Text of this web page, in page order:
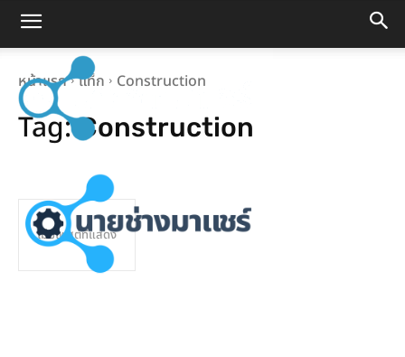
หน้าแรก แท็ก Construction
Tag:Construction
ไม่มีโพสต์ที่แสดง